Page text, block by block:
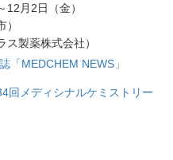
月2日（金）
製薬株式会社）
「MEDCHEM NEWS」
回メディシナルケミストリー